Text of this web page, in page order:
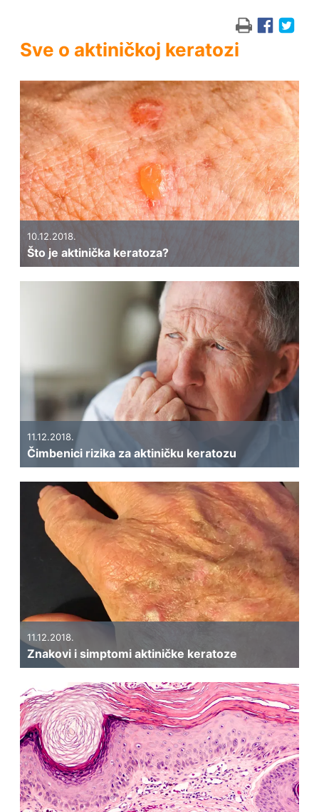
Sve o aktiničkoj keratozi
10.12.2018.
Što je aktinička keratoza?
11.12.2018.
Čimbenici rizika za aktiničku keratozu
11.12.2018.
Znakovi i simptomi aktiničke keratoze